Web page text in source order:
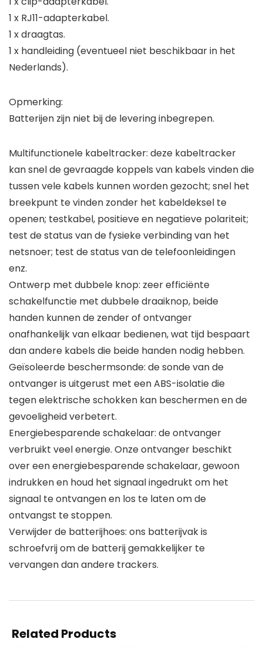
1 x RJ11-adapterkabel.
1 x draagtas.
1 x handleiding (eventueel niet beschikbaar in het
Nederlands).
Opmerking:
Batterijen zijn niet bij de levering inbegrepen.
Multifunctionele kabeltracker: deze kabeltracker
kan snel de gevraagde koppels van kabels vinden die
tussen vele kabels kunnen worden gezocht; snel het
breekpunt te vinden zonder het kabeldeksel te
openen; testkabel, positieve en negatieve polariteit;
test de status van de fysieke verbinding van het
netsnoer; test de status van de telefoonleidingen
enz.
Ontwerp met dubbele knop: zeer efficiënte
schakelfunctie met dubbele draaiknop, beide
handen kunnen de zender of ontvanger
onafhankelijk van elkaar bedienen, wat tijd bespaart
dan andere kabels die beide handen nodig hebben.
Geïsoleerde beschermsonde: de sonde van de
ontvanger is uitgerust met een ABS-isolatie die
tegen elektrische schokken kan beschermen en de
gevoeligheid verbetert.
Energiebesparende schakelaar: de ontvanger
verbruikt veel energie. Onze ontvanger beschikt
over een energiebesparende schakelaar, gewoon
indrukken en houd het signaal ingedrukt om het
signaal te ontvangen en los te laten om de
ontvangst te stoppen.
Verwijder de batterijhoes: ons batterijvak is
schroefvrij om de batterij gemakkelijker te
vervangen dan andere trackers.
Related Products